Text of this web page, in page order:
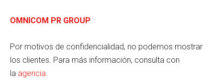
OMNICOM PR GROUP
Por motivos de confidencialidad, no podemos mostrar
los clientes. Para más información, consulta con
la agencia.